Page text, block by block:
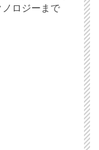
ノロジーまで